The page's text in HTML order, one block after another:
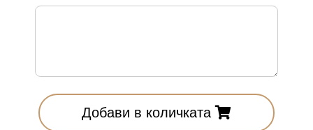
Добави в количката